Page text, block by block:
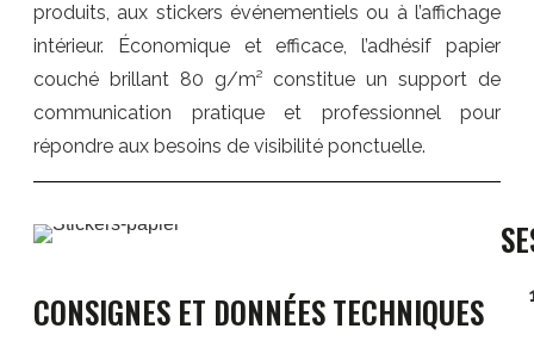
produits, aux stickers événementiels ou à l’affichage
intérieur. Économique et efficace, l’adhésif papier
couché brillant 80 g/m² constitue un support de
communication pratique et professionnel pour
répondre aux besoins de visibilité ponctuelle.
CONSIGNES ET DONNÉES TECHNIQUES